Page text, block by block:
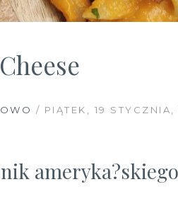
/ PIĄTEK, 19 STYCZNIA,